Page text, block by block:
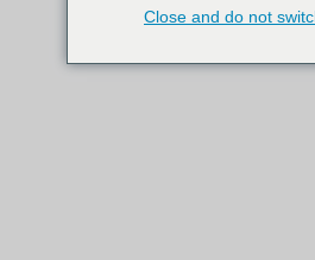
Close and do not